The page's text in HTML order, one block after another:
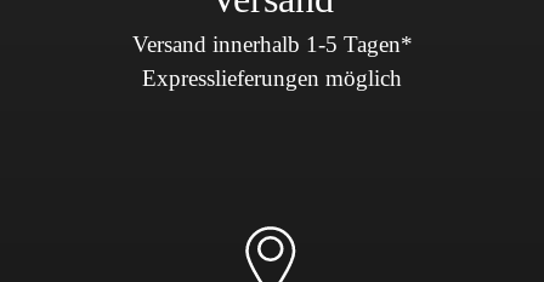
Versand innerhalb 1-5 Tagen*
Expresslieferungen möglich